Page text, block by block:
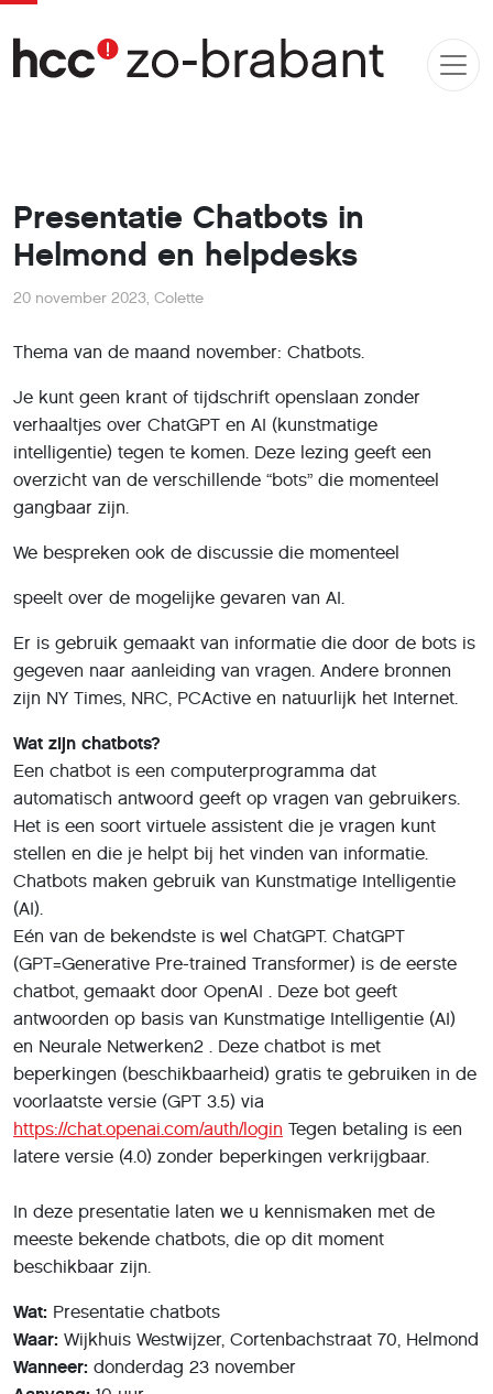
Presentatie Chatbots in
Helmond en helpdesks
20 november 2023, Colette
Thema van de maand november: Chatbots.
Je kunt geen krant of tijdschrift openslaan zonder
verhaaltjes over ChatGPT en AI (kunstmatige
intelligentie) tegen te komen. Deze lezing geeft een
overzicht van de verschillende “bots” die momenteel
gangbaar zijn.
We bespreken ook de discussie die momenteel
speelt over de mogelijke gevaren van AI.
Er is gebruik gemaakt van informatie die door de bots is
gegeven naar aanleiding van vragen. Andere bronnen
zijn NY Times, NRC, PCActive en natuurlijk het Internet.
Wat zijn chatbots?
Een chatbot is een computerprogramma dat
automatisch antwoord geeft op vragen van gebruikers.
Het is een soort virtuele assistent die je vragen kunt
stellen en die je helpt bij het vinden van informatie.
Chatbots maken gebruik van Kunstmatige Intelligentie
(AI).
Eén van de bekendste is wel ChatGPT. ChatGPT
(GPT=Generative Pre-trained Transformer) is de eerste
chatbot, gemaakt door OpenAI . Deze bot geeft
antwoorden op basis van Kunstmatige Intelligentie (AI)
en Neurale Netwerken2 . Deze chatbot is met
beperkingen (beschikbaarheid) gratis te gebruiken in de
voorlaatste versie (GPT 3.5) via
https://chat.openai.com/auth/login Tegen betaling is een
latere versie (4.0) zonder beperkingen verkrijgbaar.
In deze presentatie laten we u kennismaken met de
meeste bekende chatbots, die op dit moment
beschikbaar zijn.
Wat: Presentatie chatbots
Waar: Wijkhuis Westwijzer, Cortenbachstraat 70, Helmond
Wanneer: donderdag 23 november